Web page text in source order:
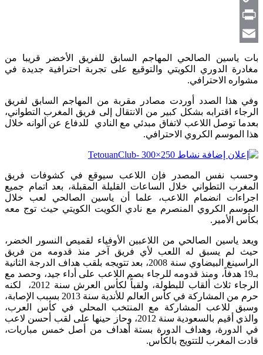
Copy
Link
Print
Email
بات ياسين الصالحي المهاجم السابق للفريق الأخضر قريبا من
مغادرة الدوري الكويتي والتوقيع على تجربة احترافية جديدة في
مشواره الاحترافي.
وفي هذا الصدد أوردت مصادر مقربة من المهاجم السابق لفريق
الرجاء اقترابه بشكل كبير من الانتقال إلى فريق المغرب التطواني،
بعدما توصل اللاعب لاتفاق مبدئي مع النادي للدفاع عن ألوانه خلال
هذا الموسم الكروي الاحترافي.
وحسب نفس المصدر فإن اللاعب سيوقع في كشوفات فريق
المغرب التطواني خلال الساعات القليلة المقبلة، بعد اتمام جميع
اجراءات انضمام اللاعب، علما أن ياسين الصالحي لعب خلال
الموسم الكروي المنصرم مع نادي الكويت الكويتي حيث توج معه
بكأس الأمير.
ويعد ياسين الصالحي من اللاعبين الأوفياء لقميص النسور الخضر،
حيث لم يسبق له اللعب لأي فريق آخر منذ قدومه من فريق
الراسينغ البيضاوي سنة 2008، بعد تتويجه بلقب هداف الدرجة الثانية
بـ19 هدفاً، ومنذ قدومه للرجاء بصم اللاعب على أداء جيد، وحصد مع
الرجاء ثلاث ألقاب للبطولة، ولقباً لكأس العرش سنة 2012، لكنه
حرم من المشاركة في كأس العالم للأندية سنة 2013 بسبب الإصابة،
وسبق للاعب المشاركة مع المنتخب المحلي في كأس العرب،
والذي أقيم بالسعودية سنة 2012، وحاز حينها على لقب أحسن لاعب
في الدورة، وهداف الدورة بستة أهداف من أصل خمس مباريات،
قادت المغرب للتتويج بالكأس.